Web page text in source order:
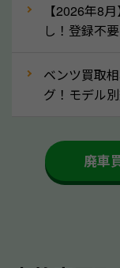
しばらく乗って
が汚れている
す。車内の汚
多いため、査
大きな汚れが
するケースは
【2026年8
し！登録不
ベンツ買取
グ！モデル
廃車